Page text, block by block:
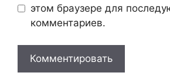
этом браузере для
комментариев.